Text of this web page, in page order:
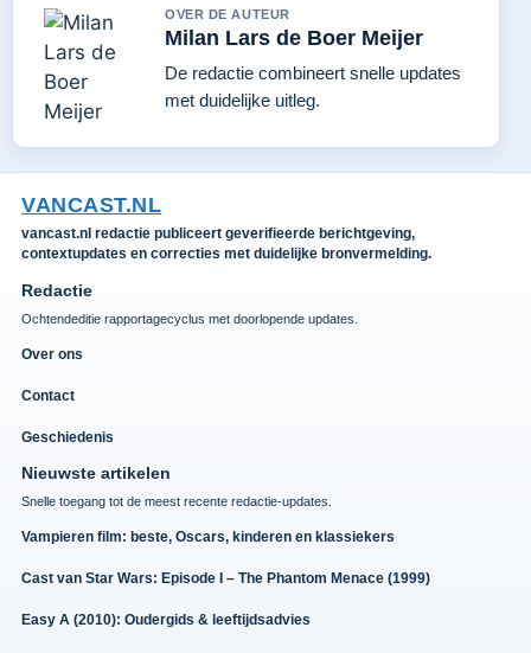
OVER DE AUTEUR
Milan Lars de Boer Meijer
De redactie combineert snelle updates
met duidelijke uitleg.
VANCAST.NL
vancast.nl redactie publiceert geverifieerde berichtgeving,
contextupdates en correcties met duidelijke bronvermelding.
Redactie
Ochtendeditie rapportagecyclus met doorlopende updates.
Over ons
Contact
Geschiedenis
Nieuwste artikelen
Snelle toegang tot de meest recente redactie-updates.
Vampieren film: beste, Oscars, kinderen en klassiekers
Cast van Star Wars: Episode I – The Phantom Menace (1999)
Easy A (2010): Oudergids & leeftijdsadvies